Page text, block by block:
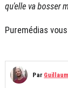
qu'elle va bosser
Puremédias
Par